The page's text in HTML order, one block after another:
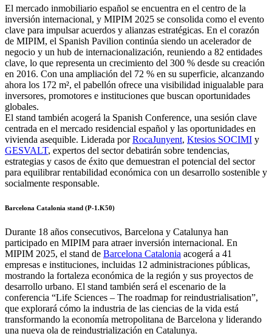
El mercado inmobiliario español se encuentra en el centro de la
inversión internacional, y MIPIM 2025 se consolida como el evento
clave para impulsar acuerdos y alianzas estratégicas. En el corazón
de MIPIM, el Spanish Pavilion continúa siendo un acelerador de
negocio y un hub de internacionalización, reuniendo a 82 entidades
clave, lo que representa un crecimiento del 300 % desde su creación
en 2016. Con una ampliación del 72 % en su superficie, alcanzando
ahora los 172 m², el pabellón ofrece una visibilidad inigualable para
inversores, promotores e instituciones que buscan oportunidades
globales.
El stand también acogerá la Spanish Conference, una sesión clave
centrada en el mercado residencial español y las oportunidades en
vivienda asequible. Liderada porRocaJunyent, Ktesios SOCIMI y
GESVALT, expertos del sector debatirán sobre tendencias,
estrategias y casos de éxito que demuestran el potencial del sector
para equilibrar rentabilidad económica con un desarrollo sostenible y
socialmente responsable.
Barcelona Catalonia stand (P-1.K50)
Durante 18 años consecutivos, Barcelona y Catalunya han
participado en MIPIM para atraer inversión internacional. En
MIPIM 2025, el stand de Barcelona Catalonia acogerá a 41
empresas e instituciones, incluidas 12 administraciones públicas,
mostrando la fortaleza económica de la región y sus proyectos de
desarrollo urbano. El stand también será el escenario de la
conferencia “Life Sciences – The roadmap for reindustrialisation”,
que explorará cómo la industria de las ciencias de la vida está
transformando la economía metropolitana de Barcelona y liderando
una nueva ola de reindustrialización en Catalunya.